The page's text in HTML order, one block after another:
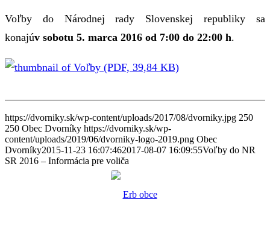
Voľby do Národnej rady Slovenskej republiky sa
konajúv sobotu 5. marca 2016 od 7:00 do 22:00 h.
(PDF, 39,84 KB)
https://dvorniky.sk/wp-content/uploads/2017/08/dvorniky.jpg 250
250 Obec Dvorníky https://dvorniky.sk/wp-
content/uploads/2019/06/dvorniky-logo-2019.png Obec
Dvorníky2015-11-23 16:07:462017-08-07 16:09:55Voľby do NR
SR 2016 – Informácia pre voliča